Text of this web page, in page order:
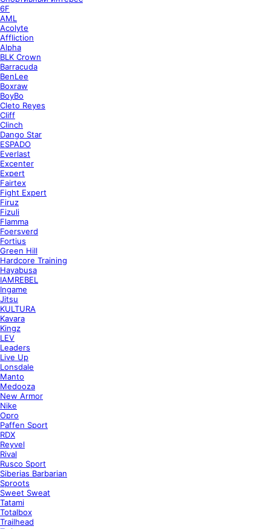
6F
AML
Acolyte
Affliction
Alpha
BLK Crown
Barracuda
BenLee
Boxraw
BoyBo
Cleto Reyes
Cliff
Clinch
Dango Star
ESPADO
Everlast
Excenter
Expert
Fairtex
Fight Expert
Firuz
Fizuli
Flamma
Foersverd
Fortius
Green Hill
Hardcore Training
Hayabusa
IAMREBEL
Ingame
Jitsu
KULTURA
Kavara
Kingz
LEV
Leaders
Live Up
Lonsdale
Manto
Medooza
New Armor
Nike
Opro
Paffen Sport
RDX
Reyvel
Rival
Rusco Sport
Siberias Barbarian
Sproots
Sweet Sweat
Tatami
Totalbox
Trailhead